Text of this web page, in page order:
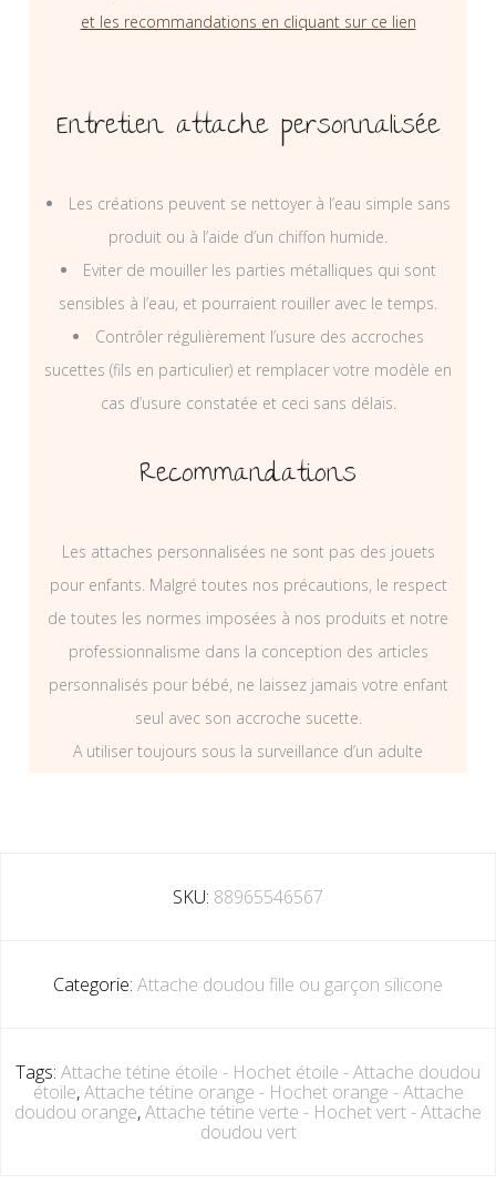
et les recommandations en cliquant sur ce lien
Entretien attache personnalisée
Les créations peuvent se nettoyer à l’eau simple sans
produit ou à l’aide d’un chiffon humide.
Eviter de mouiller les parties métalliques qui sont
sensibles à l’eau, et pourraient rouiller avec le temps.
Contrôler régulièrement l’usure des accroches
sucettes (fils en particulier) et remplacer votre modèle en
cas d’usure constatée et ceci sans délais.
Recommandations
Les attaches personnalisées ne sont pas des jouets
pour enfants. Malgré toutes nos précautions, le respect
de toutes les normes imposées à nos produits et notre
professionnalisme dans la conception des articles
personnalisés pour bébé, ne laissez jamais votre enfant
seul avec son accroche sucette.
A utiliser toujours sous la surveillance d’un adulte
SKU: 88965546567
Categorie: Attache doudou fille ou garçon silicone
Tags: Attache tétine étoile - Hochet étoile - Attache doudou
étoile,Attache tétine orange - Hochet orange - Attache
doudou orange,Attache tétine verte - Hochet vert - Attache
doudou vert